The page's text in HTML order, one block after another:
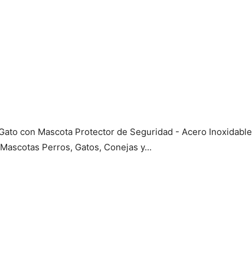
con Mascota Protector de Seguridad - Acero Inoxidable
Perros, Gatos, Conejas y...